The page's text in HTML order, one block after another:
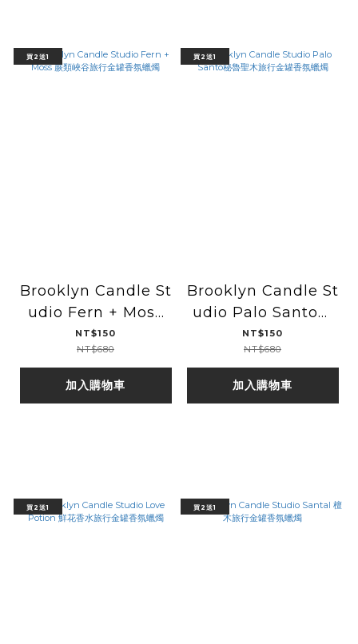
買2送1
Brooklyn Candle St
udio Fern + Moss
蕨類峽谷旅行金罐香氛
蠟燭
NT$150
NT$680
加入購物車
買2送1
Brooklyn Candle St
udio Palo Santo秘
魯聖木旅行金罐香氛蠟
燭
NT$150
NT$680
加入購物車
買2送1 買2送1